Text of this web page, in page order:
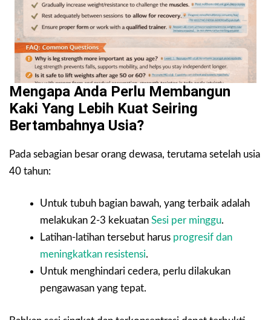
Mengapa Anda Perlu Membangun
Kaki Yang Lebih Kuat Seiring
Bertambahnya Usia?
Pada sebagian besar orang dewasa, terutama setelah usia
40 tahun:
Untuk tubuh bagian bawah, yang terbaik adalah
melakukan 2-3 kekuatan Sesi per minggu.
Latihan-latihan tersebut harus progresif dan
meningkatkan resistensi.
Untuk menghindari cedera, perlu dilakukan
pengawasan yang tepat.